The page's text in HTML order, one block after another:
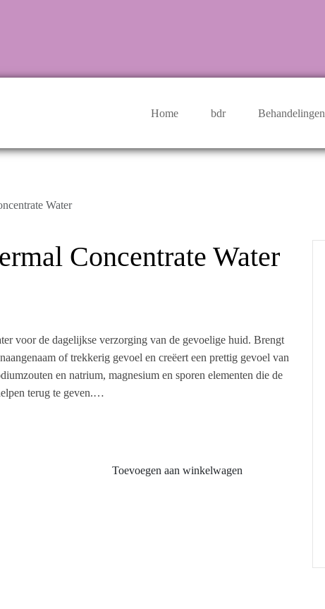
Home bdr Behandelingen
Water
Concentrate Water
voor de dagelijkse verzorging van de gevoelige huid. Brengt
of trekkerig gevoel en creëert een prettig gevoel van
en natrium, magnesium en sporen elementen die de
terug te geven.
gereinigde huid. Verstuif de mist over het gezicht, hals en
effect.
Toevoegen aan winkelwagen